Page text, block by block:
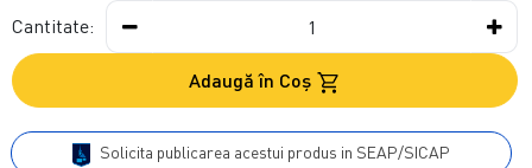
Cantitate:
Adaugă în Coş
Solicita publicarea acestui produs in SEAP/SICAP